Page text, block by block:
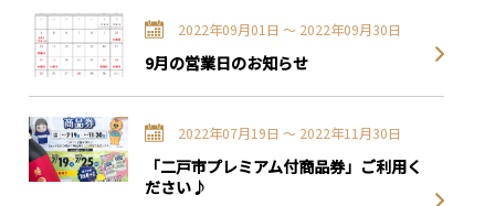
2022年09月01日 〜 2022年09月30日
9月の営業日のお知らせ
2022年07月19日 〜 2022年11月30日
「二戸市プレミアム付商品券」ご利用く
ださい♪